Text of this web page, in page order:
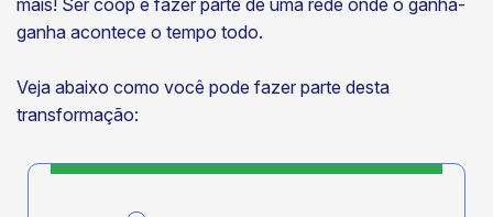
Eventos
31/07/2026
Por que as cooperativas devem tomar decisões
mais! Ser coop é fazer parte de uma rede onde o ganha-
ganha acontece o tempo todo.
Veja abaixo como você pode fazer parte desta
transformação: